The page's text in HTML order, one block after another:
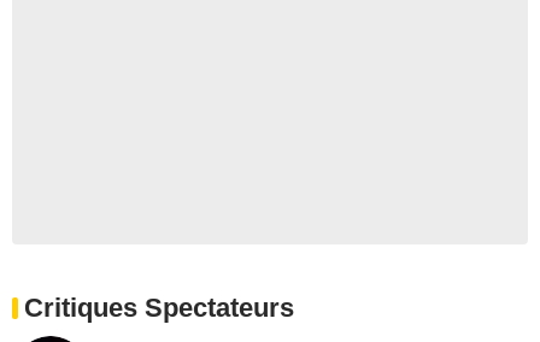
Critiques Spectateurs